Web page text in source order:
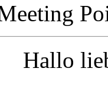
Hallo